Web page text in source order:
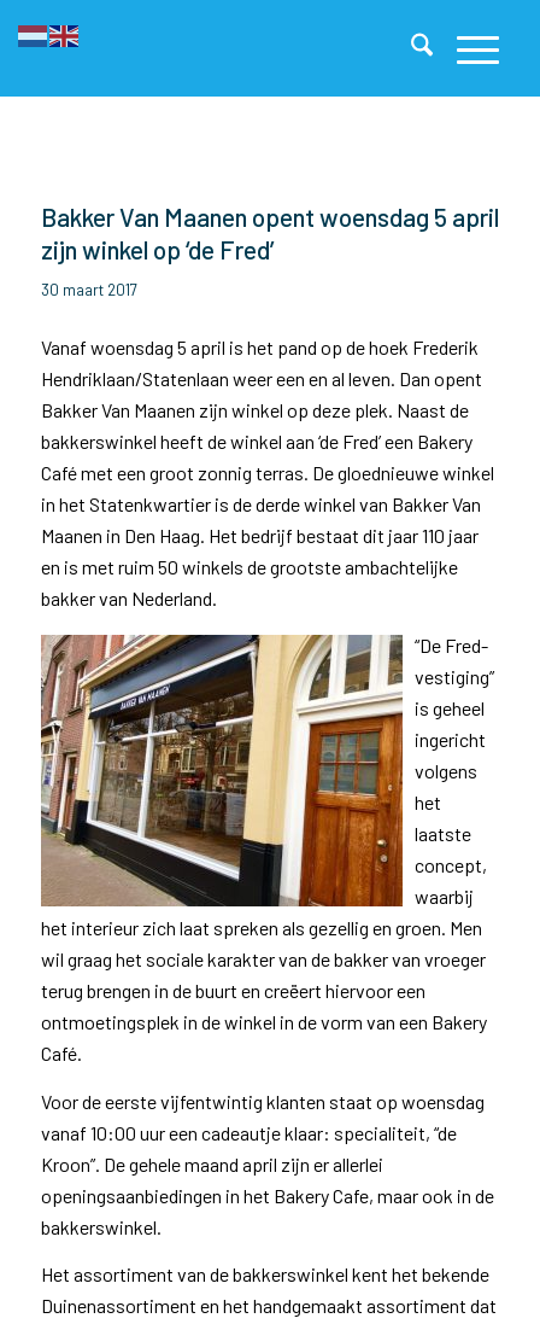
Bakker Van Maanen opent woensdag 5 april
zijn winkel op ‘de Fred’
30 maart 2017
Vanaf woensdag 5 april is het pand op de hoek Frederik
Hendriklaan/Statenlaan weer een en al leven. Dan opent
Bakker Van Maanen zijn winkel op deze plek. Naast de
bakkerswinkel heeft de winkel aan ‘de Fred’ een Bakery
Café met een groot zonnig terras. De gloednieuwe winkel
in het Statenkwartier is de derde winkel van Bakker Van
Maanen in Den Haag. Het bedrijf bestaat dit jaar 110 jaar
en is met ruim 50 winkels de grootste ambachtelijke
bakker van Nederland.
“De Fred-
vestiging”
is geheel
ingericht
volgens
het
laatste
concept,
waarbij
het interieur zich laat spreken als gezellig en groen. Men
wil graag het sociale karakter van de bakker van vroeger
terug brengen in de buurt en creëert hiervoor een
ontmoetingsplek in de winkel in de vorm van een Bakery
Café.
Voor de eerste vijfentwintig klanten staat op woensdag
vanaf 10:00 uur een cadeautje klaar: specialiteit, “de
Kroon”. De gehele maand april zijn er allerlei
openingsaanbiedingen in het Bakery Cafe, maar ook in de
bakkerswinkel.
Het assortiment van de bakkerswinkel kent het bekende
Duinenassortiment en het handgemaakt assortiment dat